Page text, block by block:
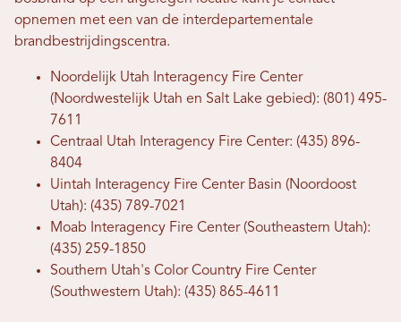
opnemen met een van de interdepartementale
brandbestrijdingscentra.
Noordelijk Utah Interagency Fire Center
(Noordwestelijk Utah en Salt Lake gebied): (801) 495-
7611
Centraal Utah Interagency Fire Center: (435) 896-
8404
Uintah Interagency Fire Center Basin (Noordoost
Utah): (435) 789-7021
Moab Interagency Fire Center (Southeastern Utah):
(435) 259-1850
Southern Utah's Color Country Fire Center
(Southwestern Utah): (435) 865-4611